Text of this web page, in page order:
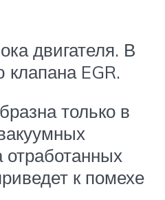
двигателя. В
EGR.
только в
отработанных
к помехе